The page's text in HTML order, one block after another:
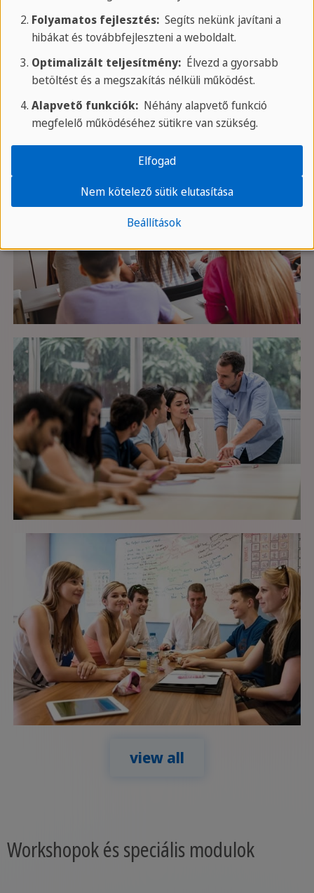
view all
Workshopok és speciális modulok
Folyamatos fejlesztés:Segíts nekünk javítani a
hibákat és továbbfejleszteni a weboldalt.
Optimalizált teljesítmény:Élvezd a gyorsabb
betöltést és a megszakítás nélküli működést.
Alapvető funkciók:Néhány alapvető funkció
megfelelő működéséhez sütikre van szükség.
Beállítások
Nem kötelező sütik elutasítása
Elfogad